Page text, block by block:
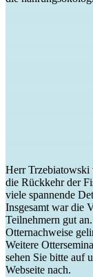
Herr Trzebiatowski
die Rückkehr der
viele spannende
Insgesamt war die
Teilnehmern gut
Otternachweise
Weitere
sehen Sie bitte auf
Webseite nach.